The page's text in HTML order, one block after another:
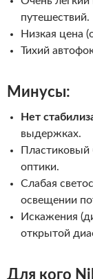
путешествий.
Низкая цена
Тихий
Минусы:
Нет
выдержках.
Пластиковый
оптики.
Слабая
освещении
Искажения
открытой
Для кого